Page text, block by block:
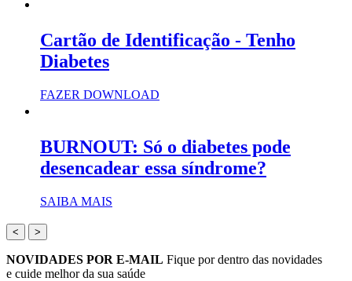
Cartão de Identificação - Tenho
Diabetes
FAZER DOWNLOAD
BURNOUT: Só o diabetes pode
desencadear essa síndrome?
SAIBA MAIS
< >
NOVIDADES POR E-MAIL Fique por dentro das novidades
e cuide melhor da sua saúde